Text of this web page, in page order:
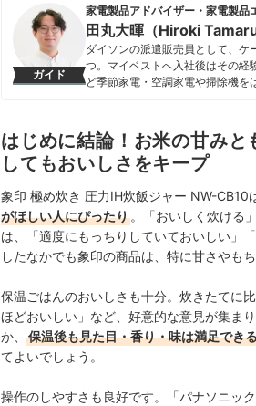
ガイド
家電製品アドバイザー・家電製品
田丸大暉（Hiroki Tamaru
ダイソンの派遣販売員として、
つ。マイベストへ入社後はその経
ど季節家電・空調家電や掃除機
エネ性能やお手入れのしやすさ
田丸大暉（Hiroki Tamaru）の
はじめに結論！お米の甘み
してもおいしさをキープ
象印 極め炊き 圧力IH炊飯ジャー NW-CB10
がほしい人にぴったり 。「おいしく炊ける
は、「適度にもっちりしていておいしい」
したなかでも象印の商品は、特に甘さやも
保温ごはんのおいしさも十分。炊きたてに
ほどおいしい」など、好意的な意見が集ま
か、
保温後も見た目・香り・味は満足でき
てよいでしょう。
操作のしやすさも良好です。「パナソニッ